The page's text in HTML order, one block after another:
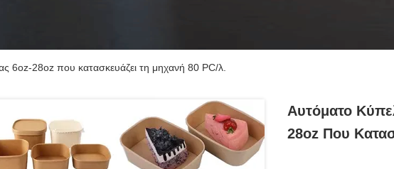
6oz-28oz που κατασκευάζει τη μηχανή 80 PC/λ.
Αυτόματο
28oz Που